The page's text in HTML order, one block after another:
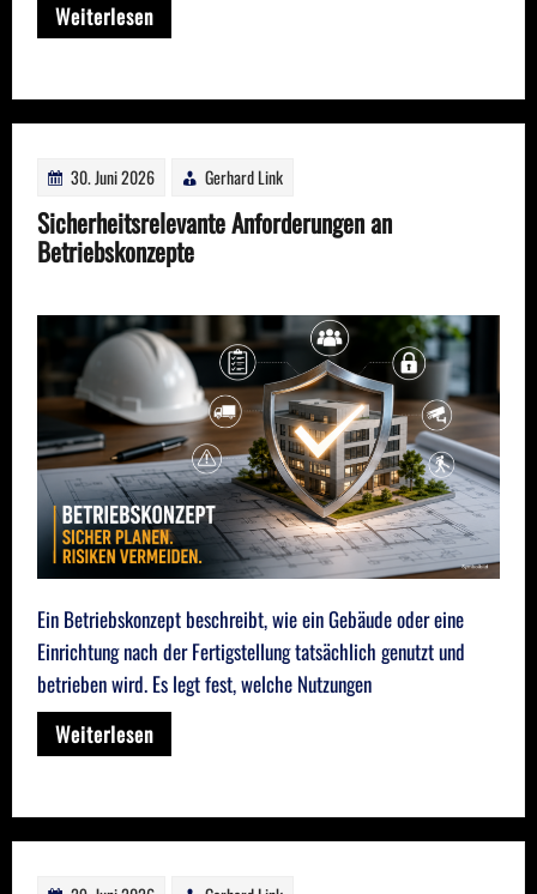
Weiterlesen
30. Juni 2026 Gerhard Link
Sicherheitsrelevante Anforderungen an
Betriebskonzepte
Ein Betriebskonzept beschreibt, wie ein Gebäude oder eine
Einrichtung nach der Fertigstellung tatsächlich genutzt und
betrieben wird. Es legt fest, welche Nutzungen
Weiterlesen